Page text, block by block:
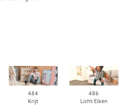
484
Krijt
486
Licht Eiken